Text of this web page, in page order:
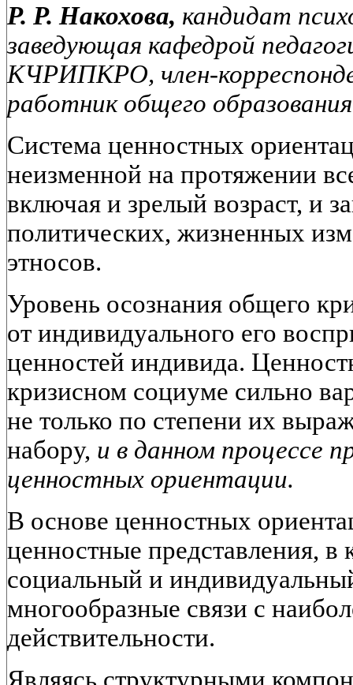
Р. Р. Накохова, кандидат
заведующая кафедрой
КЧРИПКРО, член-
работник общего
Система ценностных
неизменной на протяжении
включая и зрелый возраст, и
политических, жизненных
этносов.
Уровень осознания общего
от индивидуального его
ценностей индивида.
кризисном социуме сильно
не только по степени их
набору, и в данном процессе
ценностных ориентации.
В основе ценностных
ценностные представления, в
социальный и
многообразные связи с
действительности.
Являясь структурными